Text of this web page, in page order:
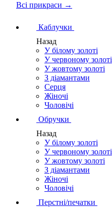
Всі прикраси →
Каблучки
Назад
У білому золоті
У червоному золоті
У жовтому золоті
З діамантами
Серця
Жіночі
Чоловічі
Обручки
Назад
У білому золоті
У червоному золоті
У жовтому золоті
З діамантами
Жіночі
Чоловічі
Перстні/печатки